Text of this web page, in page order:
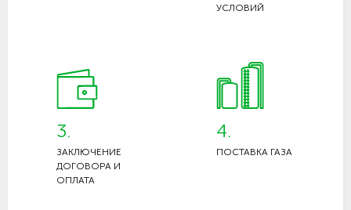
УСЛОВИЙ
3.
ЗАКЛЮЧЕНИЕ
ДОГОВОРА И
ОПЛАТА
4.
ПОСТАВКА ГАЗА